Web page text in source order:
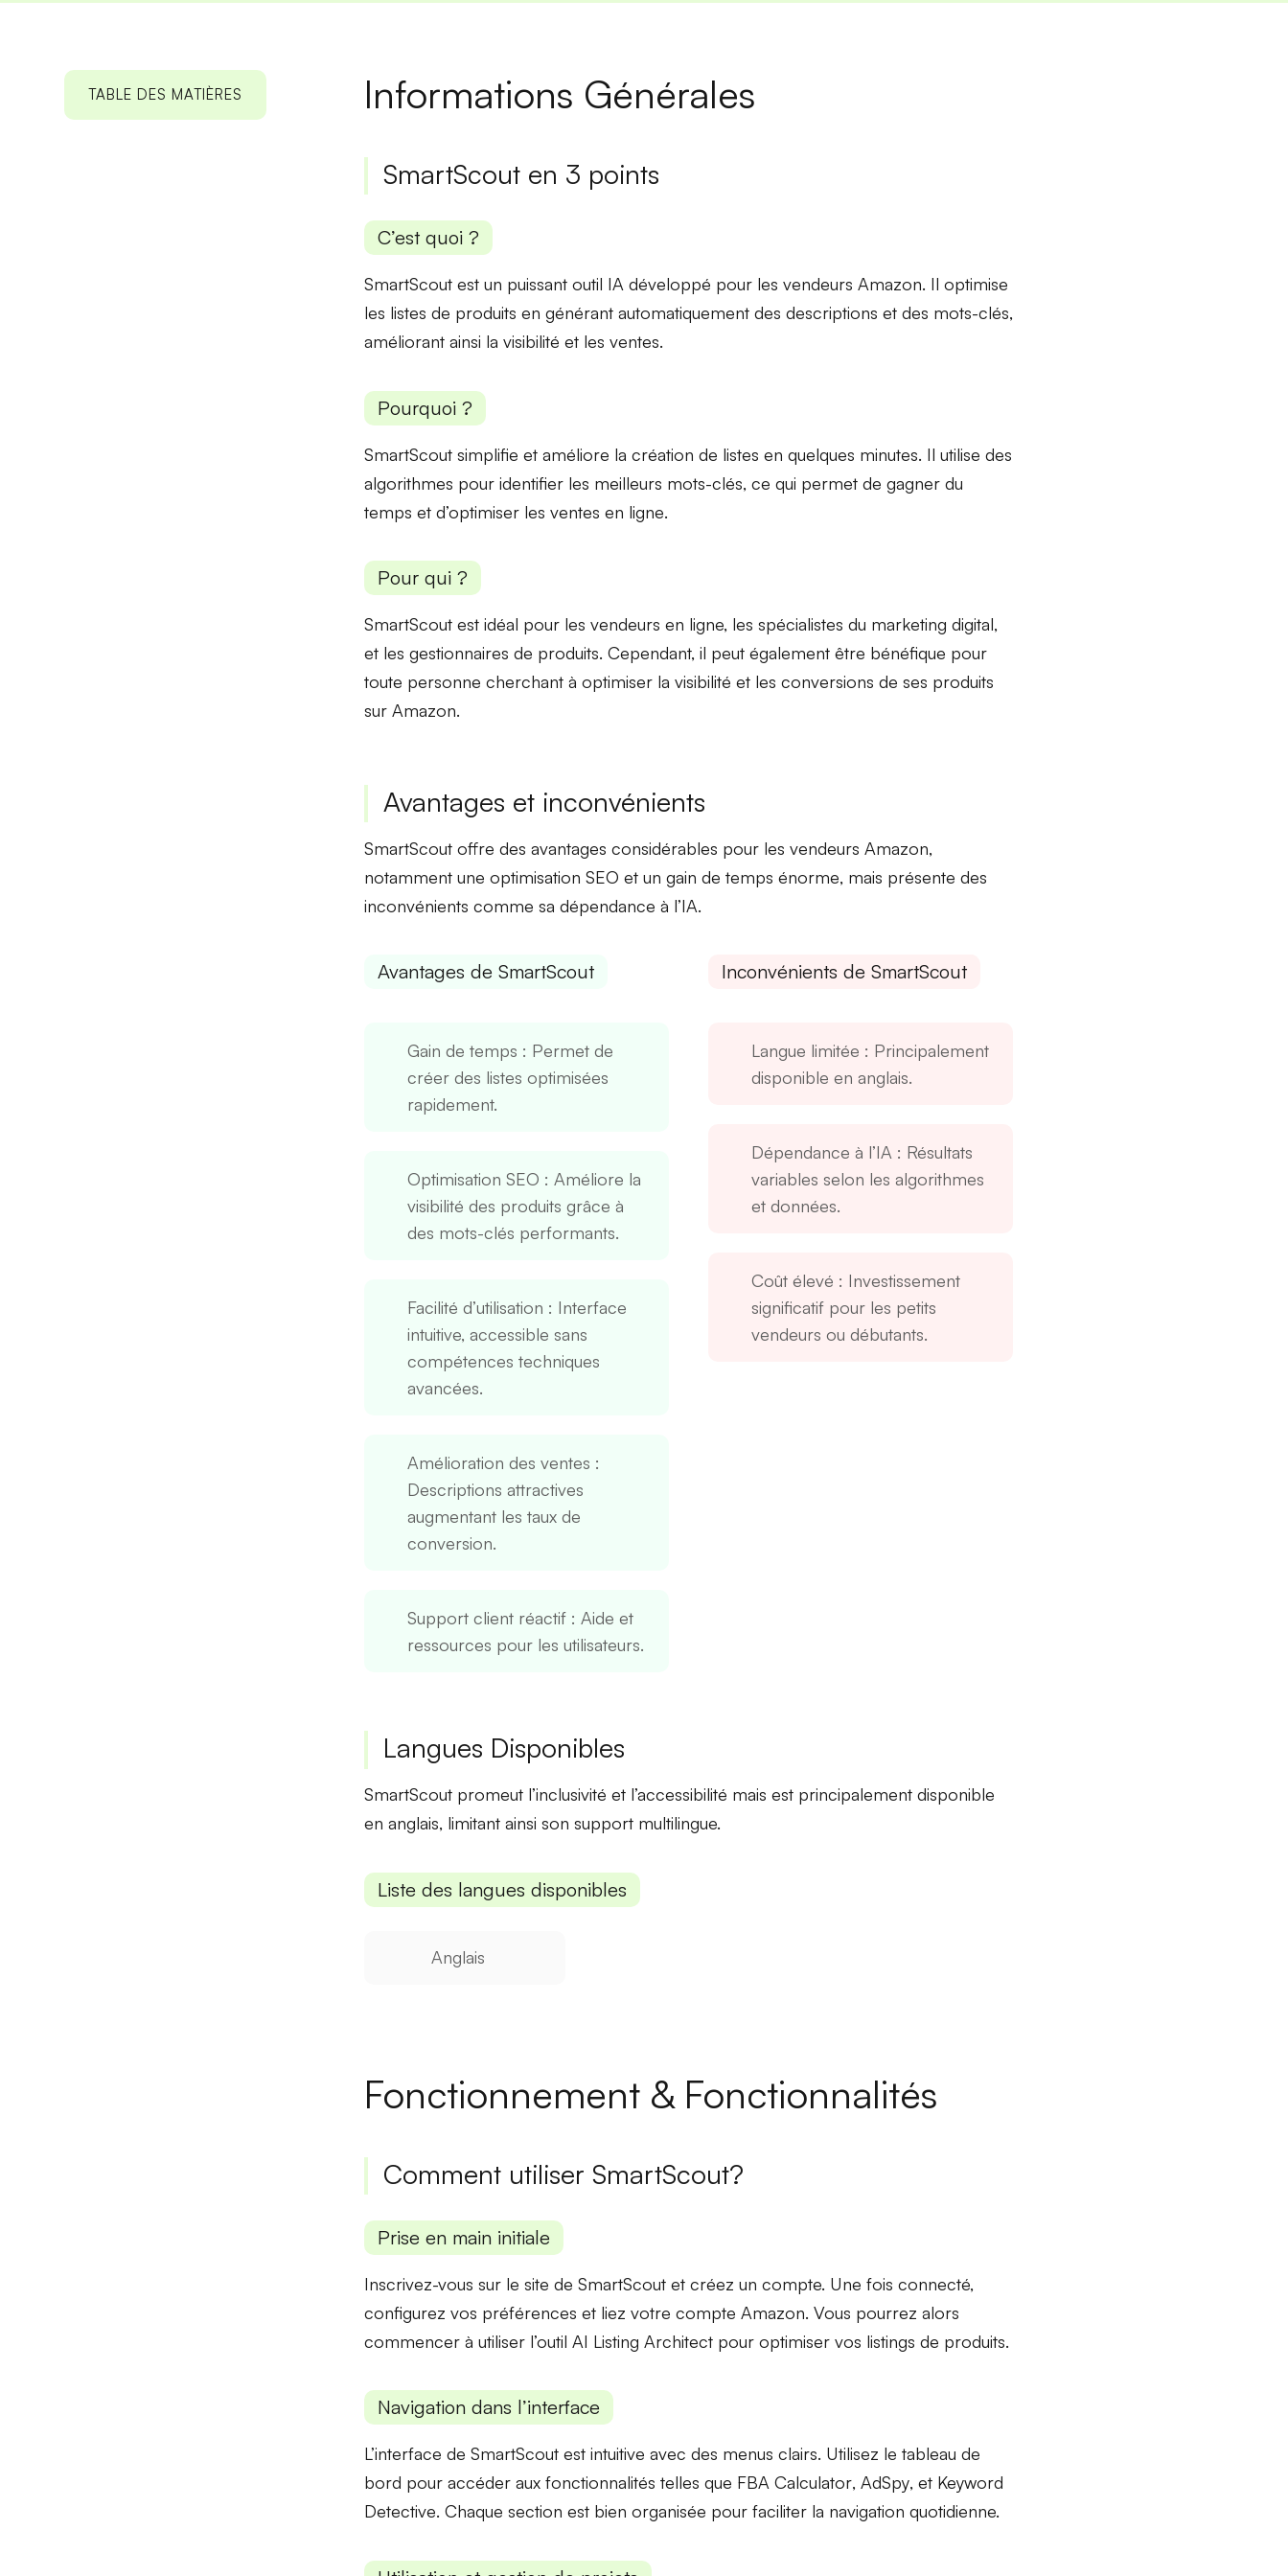
TABLE DES MATIÈRES Informations Générales
SmartScout en 3 points
C’est quoi ?
SmartScout est un puissant outil IA développé pour les vendeurs Amazon. Il optimise
les listes de produits en générant automatiquement des descriptions et des mots-clés,
améliorant ainsi la visibilité et les ventes.
Pourquoi ?
SmartScout simplifie et améliore la création de listes en quelques minutes. Il utilise des
algorithmes pour identifier les meilleurs mots-clés, ce qui permet de gagner du
temps et d’optimiser les ventes en ligne.
Pour qui ?
SmartScout est idéal pour les vendeurs en ligne, les spécialistes du marketing digital,
et les gestionnaires de produits. Cependant, il peut également être bénéfique pour
toute personne cherchant à optimiser la visibilité et les conversions de ses produits
sur Amazon.
Avantages et inconvénients
SmartScout offre des avantages considérables pour les vendeurs Amazon,
notamment une optimisation SEO et un gain de temps énorme, mais présente des
inconvénients comme sa dépendance à l’IA.
Avantages de SmartScout
Gain de temps : Permet de
créer des listes optimisées
rapidement.
Optimisation SEO : Améliore la
visibilité des produits grâce à
des mots-clés performants.
Facilité d’utilisation : Interface
intuitive, accessible sans
compétences techniques
avancées.
Amélioration des ventes :
Descriptions attractives
augmentant les taux de
conversion.
Support client réactif: Aide et
ressources pour les utilisateurs.
Inconvénients de SmartScout
Langue limitée : Principalement
disponible en anglais.
Dépendance à l’IA : Résultats
variables selon les algorithmes
et données.
Coût élevé : Investissement
significatif pour les petits
vendeurs ou débutants.
Langues Disponibles
SmartScout promeut l’inclusivité et l’accessibilité mais est principalement disponible
en anglais, limitant ainsi son support multilingue.
Liste des langues disponibles
Anglais
Fonctionnement & Fonctionnalités
Comment utiliser SmartScout?
Prise en main initiale
Inscrivez-vous sur le site de SmartScout et créez un compte. Une fois connecté,
configurez vos préférences et liez votre compte Amazon. Vous pourrez alors
commencer à utiliser l’outil AI Listing Architectpour optimiser vos listings de produits.
Navigation dans l’interface
L’interface de SmartScout est intuitive avec des menus clairs. Utilisez le tableau de
bord pour accéder aux fonctionnalités telles que FBA Calculator, AdSpy, et Keyword
Detective. Chaque section est bien organisée pour faciliter la navigation quotidienne.